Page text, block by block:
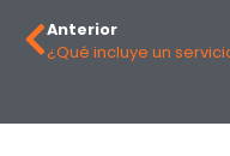
Anterior